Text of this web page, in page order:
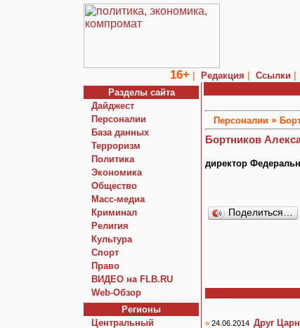
16+ | Редакция | Ссылки |
Разделы сайта
Дайджест
Персоналии
База данных
Терроризм
Политика
Экономика
Общество
Macc-медиа
Криминал
Религия
Культура
Спорт
Право
ВИДЕО на FLB.RU
Web-Обзор
Регионы
Центральный
Персоналии »
Бортников
директор
Поделиться…
» 24.06.2014 Друг